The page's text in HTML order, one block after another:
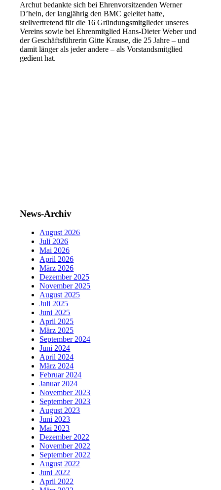
Archut bedankte sich bei Ehrenvorsitzenden Werner
D’hein, der langjährig den BMC geleitet hatte,
stellvertretend für die 16 Gründungsmitglieder unseres
Vereins sowie bei Ehrenmitglied Hans-Dieter Weber und
der Geschäftsführerin Gitte Krause, die 25 Jahre – und
damit länger als jeder andere – als Vorstandsmitglied
gedient hat.
News-Archiv
August 2026
Juli 2026
Mai 2026
April 2026
März 2026
Dezember 2025
November 2025
August 2025
Juli 2025
Juni 2025
April 2025
März 2025
September 2024
Juni 2024
April 2024
März 2024
Februar 2024
Januar 2024
November 2023
September 2023
August 2023
Juni 2023
Mai 2023
Dezember 2022
November 2022
September 2022
August 2022
Juni 2022
April 2022